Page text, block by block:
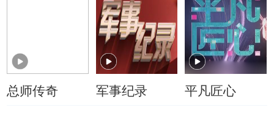
总师传奇 军事纪录 平凡匠心